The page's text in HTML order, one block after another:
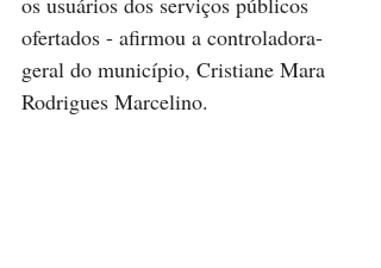
ofertados - afirmou a controladora-
geral do município, Cristiane Mara
Rodrigues Marcelino.